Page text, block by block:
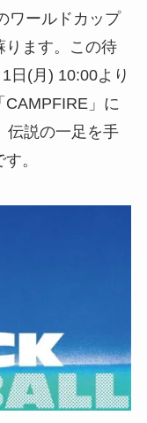
ワールドカップ
ります。この待
日(月) 10:00より
CAMPFIRE」に
伝説の一足を手
。